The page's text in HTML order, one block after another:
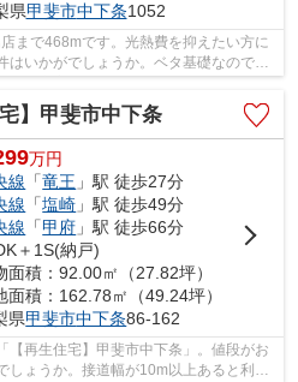
県甲斐市中下条1052
まで468mです。光熱費を抑えたい方に
はいかがでしょうか。ベタ基礎なので床
宅】甲斐市中下条
万円
線 「竜王 」駅 徒歩27分
線 「塩崎 」駅 徒歩49分
線 「甲府 」駅 徒歩66分
＋1S(納戸)
面積：92.00㎡（27.82坪）
面積：162.78㎡（49.24坪）
県甲斐市中下条86-162
【再生住宅】甲斐市中下条」。値段がお
しょうか。接道幅が10m以上あると利便